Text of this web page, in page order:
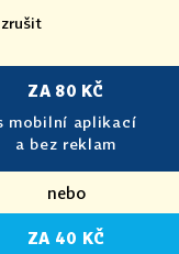
ZA 80 KČ
mobilní aplikací
a bez reklam
nebo
ZA 40 KČ